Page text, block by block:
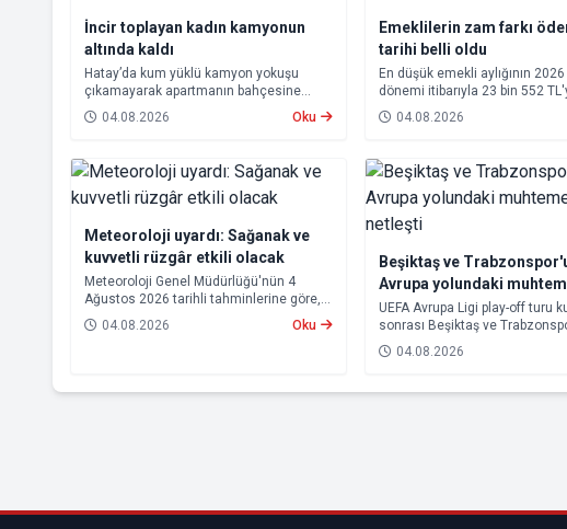
İncir toplayan kadın kamyonun
altında kaldı
Hatay’da kum yüklü kamyon yokuşu
çıkamayarak apartmanın bahçesine
devrildi. Kazada kamyonun altında kalan
10 çocuk annesi 65 yaşındaki kadın
04.08.2026 Oku
Emeklilerin zam farkı
tarihi belli oldu
En düşük emekli aylığının
dönemi itibarıyla 23 bin 552
yükseltilmesi kapsamında
farkları 7 Ağustos 2026
04.08.2026
Meteoroloji uyardı: Sağanak ve
kuvvetli rüzgâr etkili olacak
Meteoroloji Genel Müdürlüğü'nün 4
Ağustos 2026 tarihli tahminlerine göre,
yurdun kuzey kesimleri ile Akdeniz'in iç
bölgelerinde yer yer sağanak ve gök
04.08.2026 Oku
Beşiktaş ve
Avrupa yolundaki
rakipleri netleşti
UEFA Avrupa Ligi play-off turu
sonrası Beşiktaş ve
rakipleri belli oldu. Avrupa
yoluna devam eden Beşiktaş ve
için kritik eşleşmelerle karşı
04.08.2026